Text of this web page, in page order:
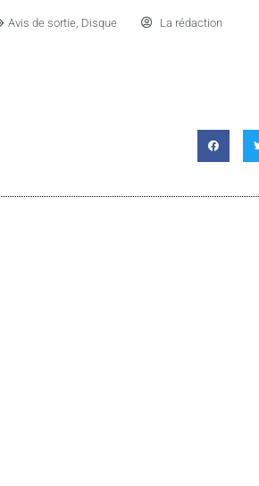
Avis de sortie, Disque La rédaction